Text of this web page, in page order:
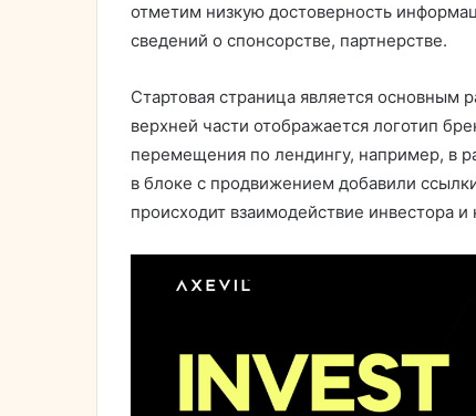
отметим низкую достоверность
сведений о спонсорстве, партнерстве.
Стартовая страница является основным
верхней части отображается логотип
перемещения по лендингу, например, в
в блоке с продвижением добавили
происходит взаимодействие инвестора и